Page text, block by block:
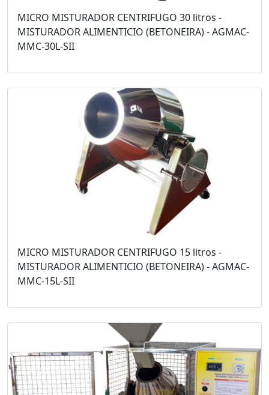
MICRO MISTURADOR CENTRIFUGO 30 litros -
MISTURADOR ALIMENTICIO (BETONEIRA) - AGMAC-
MMC-30L-SII
MICRO MISTURADOR CENTRIFUGO 15 litros -
MISTURADOR ALIMENTICIO (BETONEIRA) - AGMAC-
MMC-15L-SII